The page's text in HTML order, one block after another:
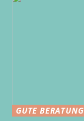
GUTE BERATUNG